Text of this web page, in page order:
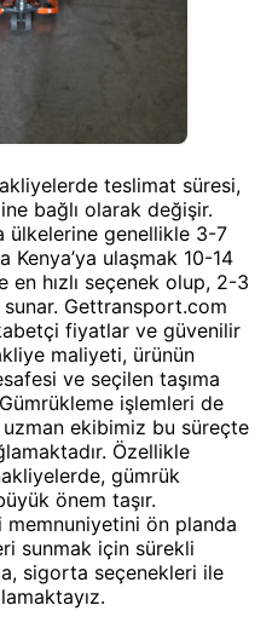
teslimat süresi,
bağlı olarak değişir.
ülkelerine genellikle 3-7
ulaşmak 10-14
hızlı seçenek olup, 2-3
Gettransport.com
fiyatlar ve güvenilir
maliyeti, ürünün
ve seçilen taşıma
işlemleri de
ekibimiz bu süreçte
Özellikle
gümrük
önem taşır.
ön planda
sunmak için sürekli
sigorta seçenekleri ile